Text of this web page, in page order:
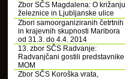
Zbor SČS Magdalena: O križanju
železnice in Ljubljanske ulice
Zbori samoorganiziranih četrtnih
in krajevnih skupnosti Maribora
od 31.3. do 4.4. 2014
13. zbor SČS Radvanje:
Radvanjčani gostili predstavnike
MOM
Zbor SČS Koroška vrata,